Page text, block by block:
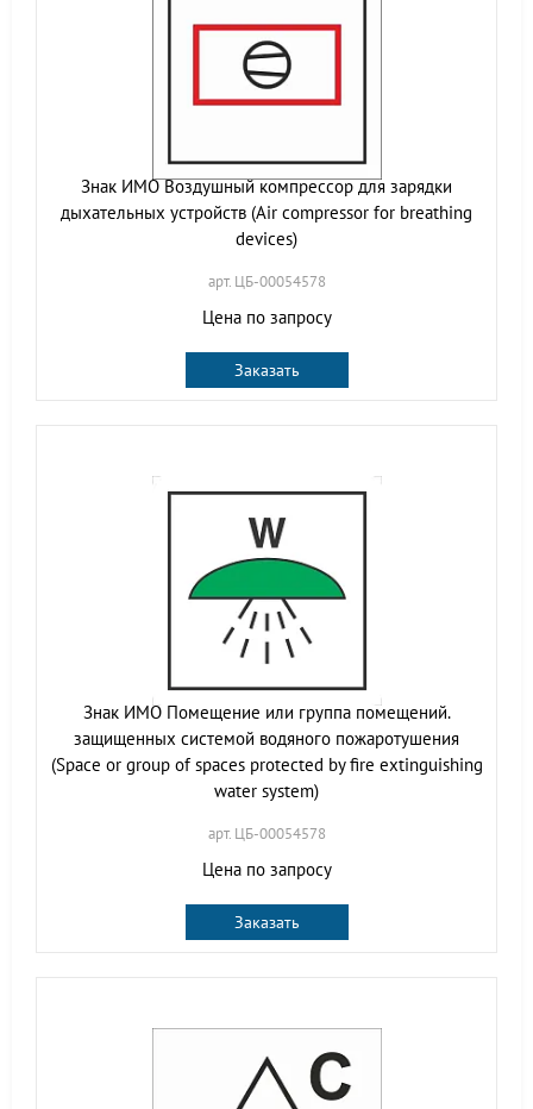
Знак ИМО Воздушный компрессор для зарядки
дыхательных устройств (Air compressor for breathing
devices)
арт. ЦБ-00054578
Цена по запросу
Заказать
Знак ИМО Помещение или группа помещений.
защищенных системой водяного пожаротушения
(Space or group of spaces protected by fire extinguishing
water system)
арт. ЦБ-00054578
Цена по запросу
Заказать